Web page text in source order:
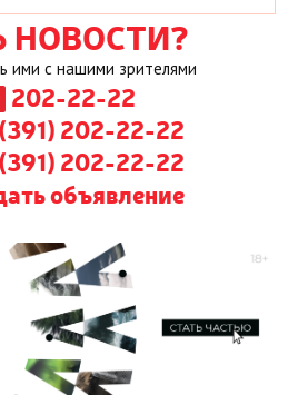
НОВОСТИ?
ими с нашими зрителями
202-22-22
202-22-22
202-22-22
объявление